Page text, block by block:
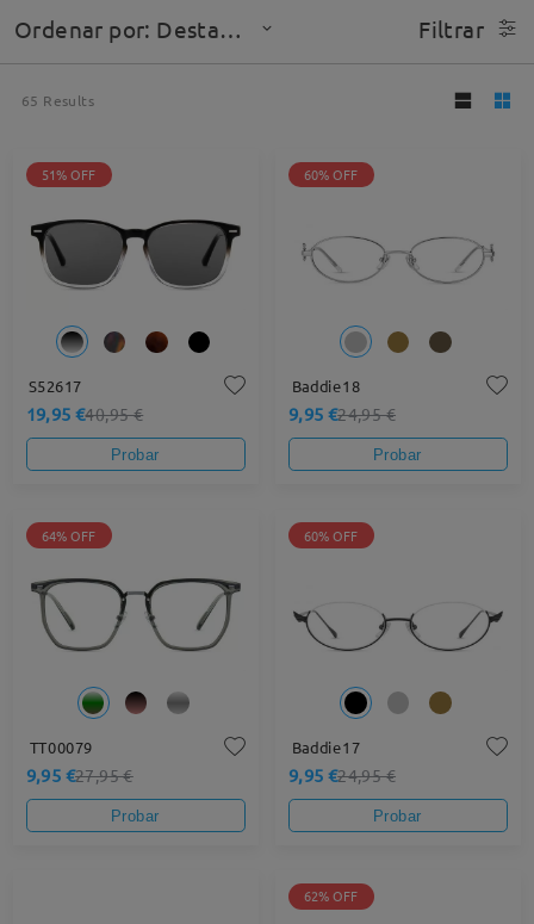
Ordenar por: Destacado Filtrar
65 Results
51% OFF
S52617
19,95 €40,95 €
Probar
60% OFF
Baddie18
9,95 €24,95 €
Probar
64% OFF
TT00079
9,95 €27,95 €
Probar
60% OFF
Baddie17
9,95 €24,95 €
Probar
62% OFF